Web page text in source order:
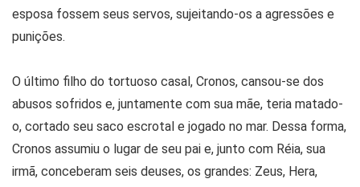
esposa fossem seus servos, sujeitando-os a agressões e
punições.
O último filho do tortuoso casal, Cronos, cansou-se dos
abusos sofridos e, juntamente com sua mãe, teria matado-
o, cortado seu saco escrotal e jogado no mar. Dessa forma,
Cronos assumiu o lugar de seu pai e, junto com Réia, sua
irmã, conceberam seis deuses, os grandes: Zeus, Hera,